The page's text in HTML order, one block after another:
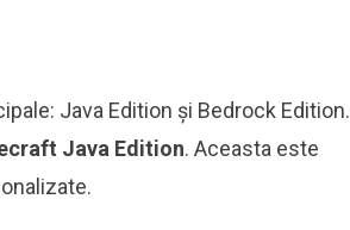
Java Edition și Bedrock Edition.
Java Edition. Aceasta este